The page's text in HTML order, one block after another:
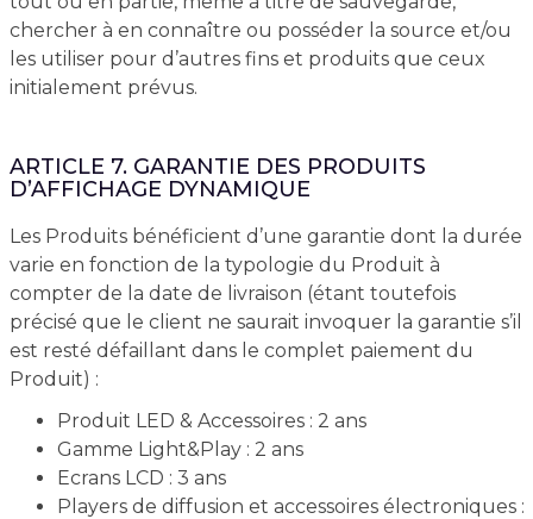
chercher à en connaître ou posséder la source et/ou
les utiliser pour d’autres fins et produits que ceux
initialement prévus.
ARTICLE 7. GARANTIE DES PRODUITS
D’AFFICHAGE DYNAMIQUE
Les Produits bénéficient d’une garantie dont la durée
varie en fonction de la typologie du Produit à
compter de la date de livraison (étant toutefois
précisé que le client ne saurait invoquer la garantie s’il
est resté défaillant dans le complet paiement du
Produit) :
Produit LED & Accessoires : 2 ans
Gamme Light&Play : 2 ans
Ecrans LCD : 3 ans
Players de diffusion et accessoires électroniques :